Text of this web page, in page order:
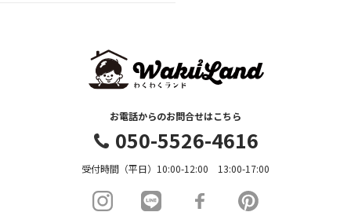
お電話からのお問合せはこちら
050-5526-4616
受付時間（平日）10:00-12:00 13:00-17:00